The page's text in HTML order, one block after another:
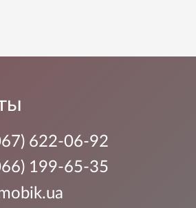
622-06-92
199-65-35